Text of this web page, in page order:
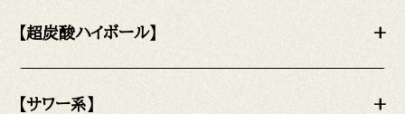
【超炭酸ハイボール】 +
【サワー系】 +